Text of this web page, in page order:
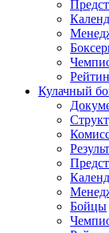
Кулачный
Бойцы